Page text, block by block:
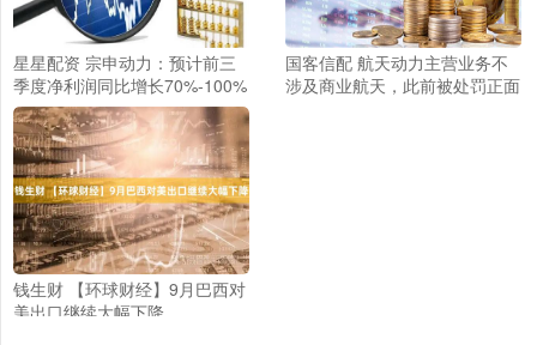
星星配资 宗申动力：预计前三
季度净利润同比增长70%-100%
国客信配 航天动力主营业务不
涉及商业航天，此前被处罚正面
钱生财 【环球财经】9月巴西对
美出口继续大幅下降